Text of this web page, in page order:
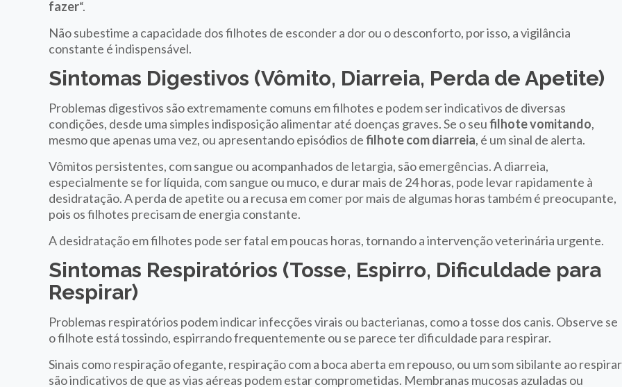
fazer“.
Não subestime a capacidade dos filhotes de esconder a dor ou o desconforto, por isso, a vigilância
constante é indispensável.
Sintomas Digestivos (Vômito, Diarreia, Perda de Apetite)
Problemas digestivos são extremamente comuns em filhotes e podem ser indicativos de diversas
condições, desde uma simples indisposição alimentar até doenças graves. Se o seufilhote vomitando,
mesmo que apenas uma vez, ou apresentando episódios defilhote com diarreia, é um sinal de alerta.
Vômitos persistentes, com sangue ou acompanhados de letargia, são emergências. A diarreia,
especialmente se for líquida, com sangue ou muco, e durar mais de 24 horas, pode levar rapidamente à
desidratação. A perda de apetite ou a recusa em comer por mais de algumas horas também é preocupante,
pois os filhotes precisam de energia constante.
A desidratação em filhotes pode ser fatal em poucas horas, tornando a intervenção veterinária urgente.
Sintomas Respiratórios (Tosse, Espirro, Dificuldade para
Respirar)
Problemas respiratórios podem indicar infecções virais ou bacterianas, como a tosse dos canis. Observe se
o filhote está tossindo, espirrando frequentemente ou se parece ter dificuldade para respirar.
Sinais como respiração ofegante, respiração com a boca aberta em repouso, ou um som sibilante ao respirar
são indicativos de que as vias aéreas podem estar comprometidas. Membranas mucosas azuladas ou